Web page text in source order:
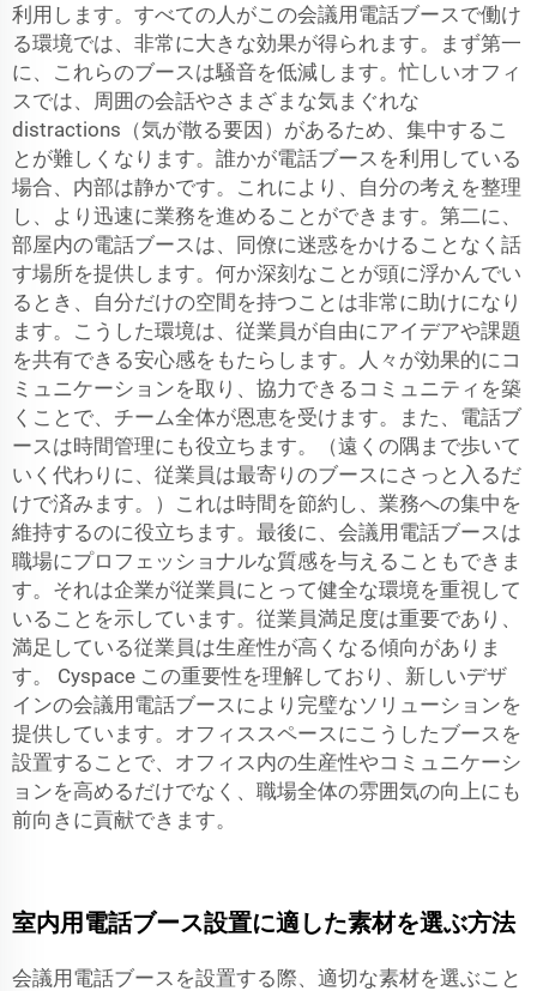
利用します。すべての人がこの会議用電話ブースで働け
る環境では、非常に大きな効果が得られます。まず第一
に、これらのブースは騒音を低減します。忙しいオフィ
スでは、周囲の会話やさまざまな気まぐれな
distractions（気が散る要因）があるため、集中するこ
とが難しくなります。誰かが電話ブースを利用している
場合、内部は静かです。これにより、自分の考えを整理
し、より迅速に業務を進めることができます。第二に、
部屋内の電話ブースは、同僚に迷惑をかけることなく話
す場所を提供します。何か深刻なことが頭に浮かんでい
るとき、自分だけの空間を持つことは非常に助けになり
ます。こうした環境は、従業員が自由にアイデアや課題
を共有できる安心感をもたらします。人々が効果的にコ
ミュニケーションを取り、協力できるコミュニティを築
くことで、チーム全体が恩恵を受けます。また、電話ブ
ースは時間管理にも役立ちます。（遠くの隅まで歩いて
いく代わりに、従業員は最寄りのブースにさっと入るだ
けで済みます。）これは時間を節約し、業務への集中を
維持するのに役立ちます。最後に、会議用電話ブースは
職場にプロフェッショナルな質感を与えることもできま
す。それは企業が従業員にとって健全な環境を重視して
いることを示しています。従業員満足度は重要であり、
満足している従業員は生産性が高くなる傾向がありま
す。 Cyspace この重要性を理解しており、新しいデザ
インの会議用電話ブースにより完璧なソリューションを
提供しています。オフィススペースにこうしたブースを
設置することで、オフィス内の生産性やコミュニケーシ
ョンを高めるだけでなく、職場全体の雰囲気の向上にも
前向きに貢献できます。
室内用電話ブース設置に適した素材を選ぶ方法
会議用電話ブースを設置する際、適切な素材を選ぶこと